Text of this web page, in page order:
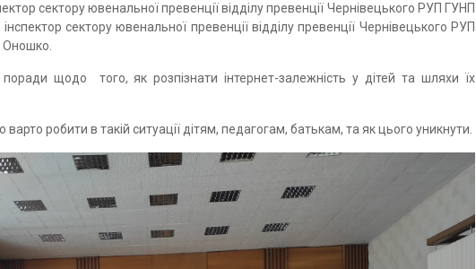
сектору ювенальної превенції відділу превенції Чернівецького РУП ГУНП
сектору ювенальної превенції відділу превенції Чернівецького РУП
Оношко.
щодо того, як розпізнати інтернет-залежність у дітей та шляхи їх
робити в такій ситуації дітям, педагогам, батькам, та як цього уникнути.